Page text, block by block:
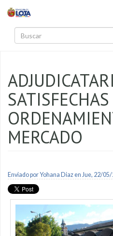
MERCADO
Enviado porYohana Diazen Jue, 22/